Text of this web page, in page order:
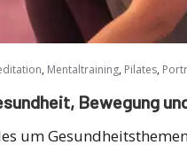
, Mentaltraining, Pilates,
Bewegung
um